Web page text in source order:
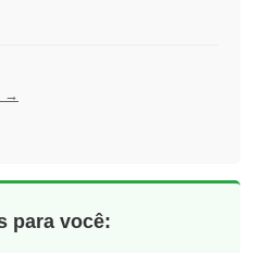
→
para você: